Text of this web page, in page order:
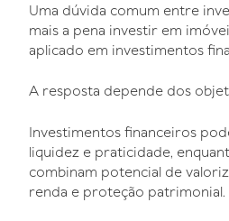
Uma dúvida comum entre
mais a pena investir em
aplicado em investimentos
A resposta depende dos
Investimentos financeiros
liquidez e praticidade,
combinam potencial de
renda e proteção patrimonial.